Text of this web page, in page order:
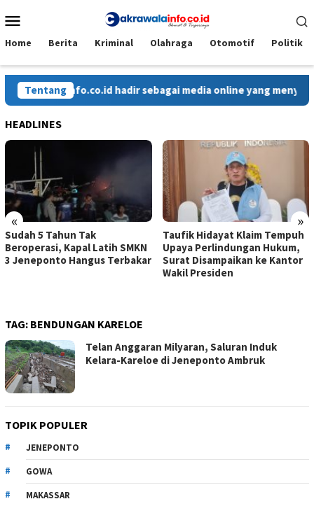
ke
Mobile
Home Berita Kriminal Olahraga Otomotif Politik
Tentang hadir sebagai media online yang menyajikan
HEADLINES
« »
Sudah 5 Tahun Tak
Beroperasi, Kapal Latih SMKN
3 Jeneponto Hangus Terbakar
Taufik Hidayat Klaim Tempuh
Upaya Perlindungan Hukum,
Surat Disampaikan ke Kantor
Wakil Presiden
TAG: BENDUNGAN KARELOE
Telan Anggaran Milyaran, Saluran Induk
Kelara-Kareloe di Jeneponto Ambruk
TOPIK POPULER
JENEPONTO
GOWA
MAKASSAR